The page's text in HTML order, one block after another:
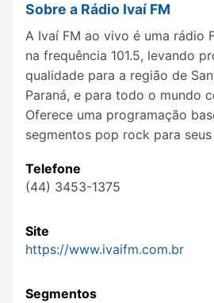
Sobre a Rádio Ivaí FM
A Ivaí FM ao vivo é uma rádio
na frequência 101.5, levando
qualidade para a região de
Paraná, e para todo o mundo
Oferece uma programação
segmentos pop rock para
Telefone
(44) 3453-1375
Site
https://www.ivaifm.com.br
Segmentos